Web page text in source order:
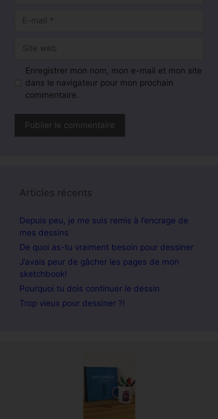
Enregistrer mon nom, mon e-mail et mon site
dans le navigateur pour mon prochain
commentaire.
Articles récents
Depuis peu, je me suis remis à l’encrage de
mes dessins
De quoi as-tu vraiment besoin pour dessiner
J’avais peur de gâcher les pages de mon
sketchbook!
Pourquoi tu dois continuer le dessin
Trop vieux pour dessiner ?!